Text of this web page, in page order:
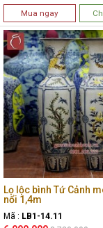
Mua ngay
Lọ lộc bình Tứ Cảnh
nổi 1,4m
Mã : LB1-14.11